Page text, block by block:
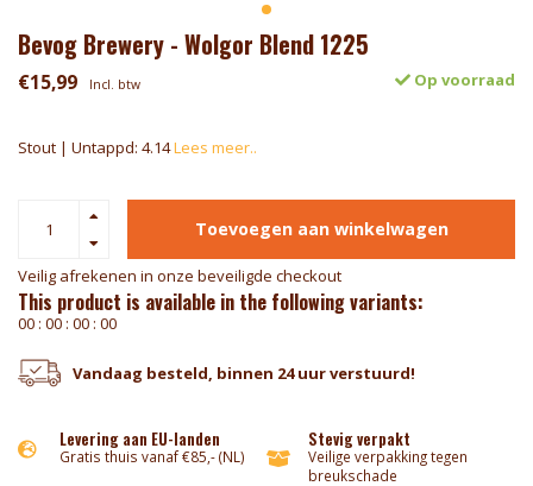
Bevog Brewery - Wolgor Blend 1225
€15,99 Incl. btw Op voorraad
Stout | Untappd: 4.14Lees meer..
Toevoegen aan winkelwagen
Veilig afrekenen in onze beveiligde checkout
This product is available in the following variants:
00 : 00 : 00 : 00
Vandaag besteld, binnen 24 uur verstuurd!
Levering aan EU-landen
Gratis thuis vanaf €85,- (NL)
Stevig verpakt
Veilige verpakking tegen
breukschade